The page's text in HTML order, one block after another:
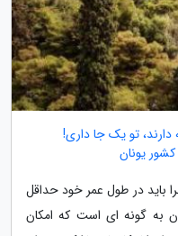
تو یک جا داری!
یونان
باید در طول عمر خود حداقل
به گونه ای است که امکان